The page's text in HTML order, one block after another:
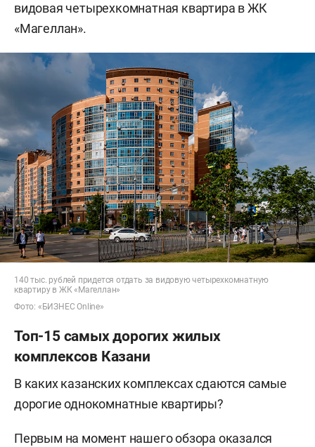
видовая четырехкомнатная квартира в ЖК
«Магеллан».
140 тыс. рублей придется отдать за видовую четырехкомнатную
квартиру в ЖК «Магеллан»
Фото: «БИЗНЕС Online»
Топ-15 самых дорогих жилых
комплексов Казани
В каких казанских комплексах сдаются самые
дорогие однокомнатные квартиры?
Первым на момент нашего обзора оказался